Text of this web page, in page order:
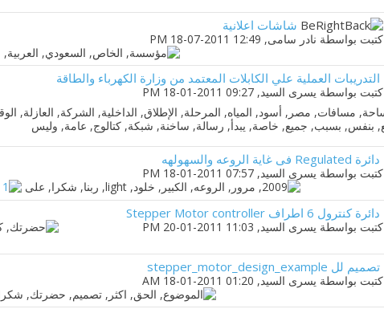
شاشات اعلانية
كتبت بواسطة نادر سامى‏, 18-07-2011 12:49 PM
التدريبات العملية علي الكابلات المعتمد من وزارة الكهرباء والطاقة
كتبت بواسطة يسرى السيد‏, 18-01-2011 09:27 PM
دائرة Regulated فى غاية الروعه والسهولهه
كتبت بواسطة يسرى السيد‏, 18-01-2011 07:57 PM
دائرة كنترول 6 اطراف Stepper Motor controller
كتبت بواسطة يسرى السيد‏, 20-01-2011 11:03 PM
تصميم لل stepper_motor_design_example
كتبت بواسطة يسرى السيد‏, 18-01-2011 01:20 AM